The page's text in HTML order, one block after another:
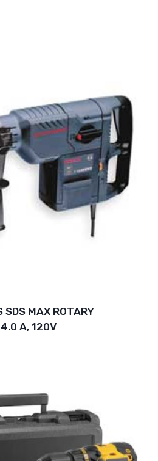
SDS MAX ROTARY
A, 120V